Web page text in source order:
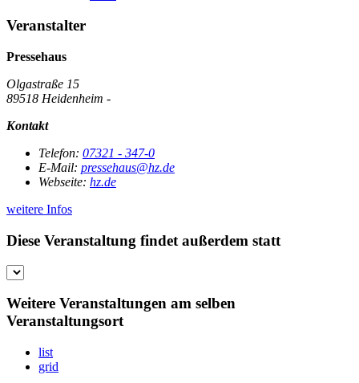
Veranstalter
Pressehaus
Olgastraße 15
89518 Heidenheim -
Kontakt
Telefon: 07321 - 347-0
E-Mail: pressehaus@hz.de
Webseite: hz.de
weitere Infos
Diese Veranstaltung findet außerdem statt
Weitere Veranstaltungen am selben
Veranstaltungsort
list
grid